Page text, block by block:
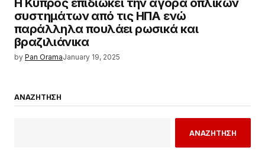
Η Κύπρος επιδιώκει την αγορά οπλικών
συστημάτων από τις ΗΠΑ ενώ
παράλληλα πουλάει ρωσικά και
βραζιλιάνικα
by Pan OramaJanuary 19, 2025
ΑΝΑΖΗΤΗΣΗ
ΑΝΑΖΗΤΗΣΗ